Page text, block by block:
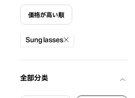
絞り込み条件
Sunglasses
全部分类
価格が高い順